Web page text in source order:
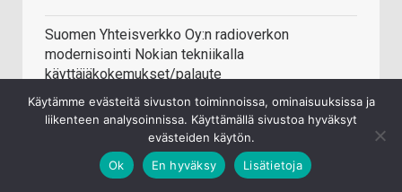
Suomen Yhteisverkko Oy:n radioverkon
modernisointi Nokian tekniikalla
käyttäjäkokemukset/palaute
Via dolorosa (pelikone halvalla)
Käytämme evästeitä sivuston toiminnoissa, ominaisuuksissa ja
liikenteen analysoinnissa. Käyttämällä sivustoa hyväksyt
evästeiden käytön.
Ok
En hyväksy Lisätietoja